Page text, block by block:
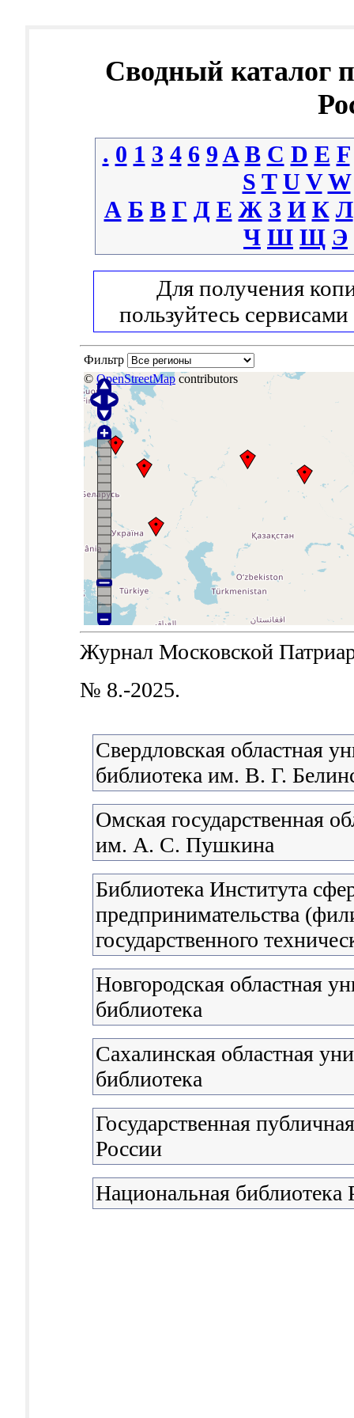
Сводный каталог
. 0 1 3 4 6 9 A B C D E F
S T U V W
А Б В Г Д Е Ж З И К Л
Ч Ш Щ Э
Для получения
пользуйтесь сервисами
Фильтр
© OpenStreetMap contributors
Журнал Московской
№ 8.-2025.
Свердловская областная
библиотека им. В. Г.
Омская государственная
им. А. С. Пушкина
Библиотека Института
предпринимательства
государственного
Новгородская областная
библиотека
Сахалинская областная
библиотека
Государственная
России
Национальная библиотека